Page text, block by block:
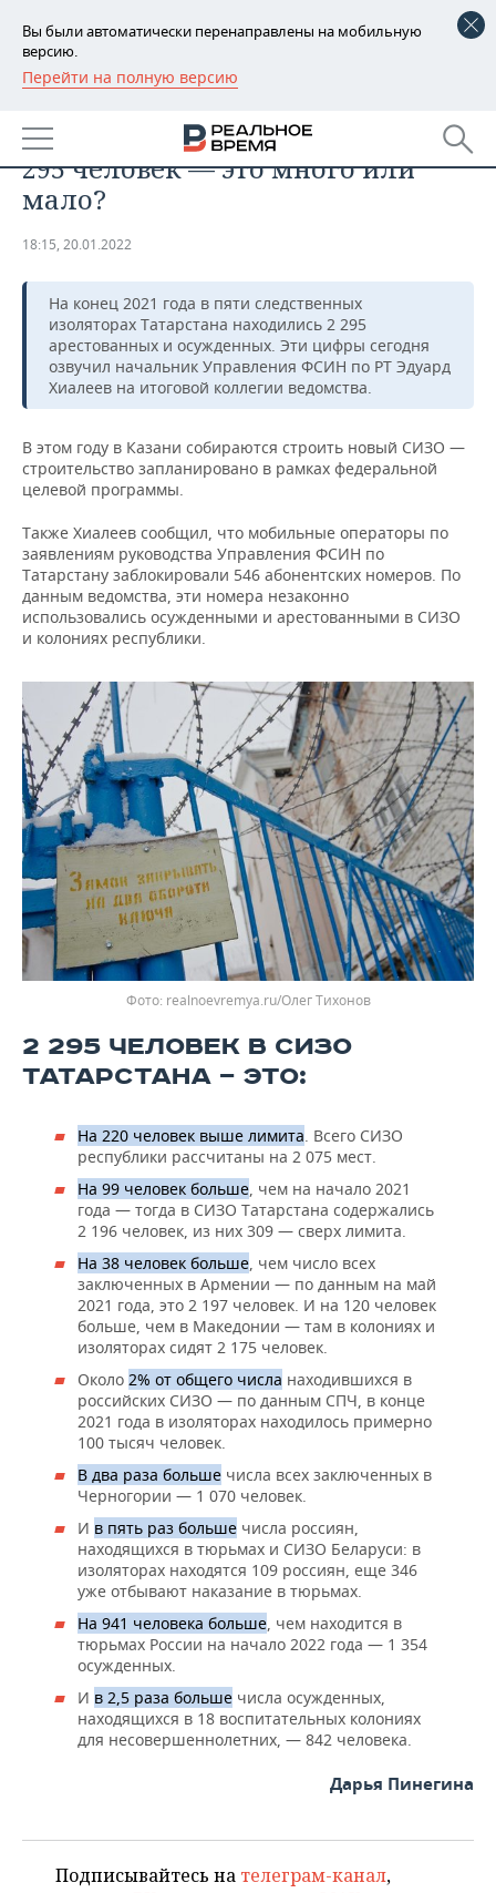
Вы были автоматически перенаправлены на мобильную
версию.
Перейти на полную версию
РЕГИОНЫ
БАШКОРТОСТАН
ТАТАРСТАН
НОВОСТИ
АНАЛИТИКА
ДЕКЛАРАЦИИ О ДОХОДАХ
КОРОЛИ ГОСЗАКАЗА ПФО
ВУЗЫ ТАТАРСТАНА
КОМУ ПРИНАДЛЕЖАТ
ТОРГОВЫЕ ЦЕНТРЫ
ТАТАРСТАНА
НОВОСТИ ЭКОНОМИКИ
ФИНАНСЫ
БАНКИ
ИНВЕСТИЦИИ
ПРОМЫШЛЕННОСТЬ
НОВОСТИ
ПРОМЫШЛЕННОСТИ
МАШИНОСТРОЕНИЕ
НЕФТЕХИМИЯ
НЕФТЬ
ОПК
НЕДВИЖИМОСТЬ
НОВОСТИ НЕДВИЖИМОСТИ
АВТО
БИЗНЕС
НОВОСТИ БИЗНЕСА
РОЗНИЧНАЯ ТОРГОВЛЯ
ТРАНСПОРТ
УСЛУГИ
ТЕХНОЛОГИИ
НОВОСТИ ТЕХНОЛОГИЙ
IT
МЕДИА
ТЕЛЕКОММУНИКАЦИИ
МЕРОПРИЯТИЯ
НОВОСТИ МЕРОПРИЯТИЙ
ВЫЕЗДНАЯ РЕДАКЦИЯ
БИЗНЕС-БРАНЧИ
ONLINE-КОНФЕРЕНЦИИ
ОТКРЫТАЯ ЛЕКЦИЯ
СПОРТ
НОВОСТИ СПОРТА
ФУТБОЛ
ХОККЕЙ
БАСКЕТБОЛ
ВОЛЕЙБОЛ
КИБЕРСПОРТ
ФИГУРНОЕ КАТАНИЕ
ВОДНЫЕ ВИДЫ СПОРТА
ХОККЕЙ С МЯЧОМ
ОБЩЕСТВО
НОВОСТИ ОБЩЕСТВА
ВЛАСТЬ
ИНФРАСТРУКТУРА
ИСТОРИЯ
КУЛЬТУРА
МЕДИЦИНА
ОБРАЗОВАНИЕ
ПРОИСШЕСТВИЯ
ФОТОГАЛЕРЕЯ
СЮЖЕТЫ
СПРАВОЧНИК
СПИСОК ПЕРСОН
СПИСОК КОМПАНИЙ
ПОЛНАЯ ВЕРСИЯ
В СИЗО Татарстана находятся 2
295 человек — это много или
мало?
18:15, 20.01.2022
На конец 2021 года в пяти следственных
изоляторах Татарстана находились 2 295
арестованных и осужденных. Эти цифры сегодня
озвучил начальник Управления ФСИН по РТ Эдуард
Хиалеев на итоговой коллегии ведомства.
В этом году в Казани собираются строить новый СИЗО —
строительство запланировано в рамках федеральной
целевой программы.
Также Хиалеев сообщил, что мобильные операторы по
заявлениям руководства Управления ФСИН по
Татарстану заблокировали 546 абонентских номеров. По
данным ведомства, эти номера незаконно
использовались осужденными и арестованными в СИЗО
и колониях республики.
realnoevremya.ru/Олег Тихонов
2 295 ЧЕЛОВЕК В СИЗО
ТАТАРСТАНА — ЭТО:
На 220 человек выше лимита. Всего СИЗО
республики рассчитаны на 2 075 мест.
На 99 человек больше, чем на начало 2021
года — тогда в СИЗО Татарстана содержались
2 196 человек, из них 309 — сверх лимита.
На 38 человек больше, чем число всех
заключенных в Армении — по данным на май
2021 года, это 2 197 человек. И на 120 человек
больше, чем в Македонии — там в колониях и
изоляторах сидят 2 175 человек.
Около 2% от общего числа находившихся в
российских СИЗО — по данным СПЧ, в конце
2021 года в изоляторах находилось примерно
100 тысяч человек.
В два раза больше числа всех заключенных в
Черногории — 1 070 человек.
И в пять раз больше числа россиян,
находящихся в тюрьмах и СИЗО Беларуси: в
изоляторах находятся 109 россиян, еще 346
уже отбывают наказание в тюрьмах.
На 941 человека больше, чем находится в
тюрьмах России на начало 2022 года — 1 354
осужденных.
И в 2,5 раза больше числа осужденных,
находящихся в 18 воспитательных колониях
для несовершеннолетних, — 842 человека.
Дарья Пинегина
Подписывайтесь на телеграм-канал,